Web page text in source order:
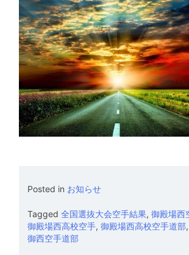
Posted in お知らせ
Tagged 全国選抜大会空手結果, 御殿場西
御殿場西高校空手, 御殿場西高校空手道部,
御西空手道部